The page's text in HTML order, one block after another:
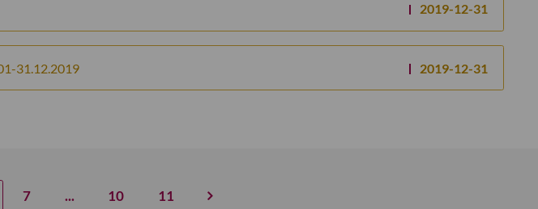
2019-12-31
31.12.2019 2019-12-31
7 ... 10 11